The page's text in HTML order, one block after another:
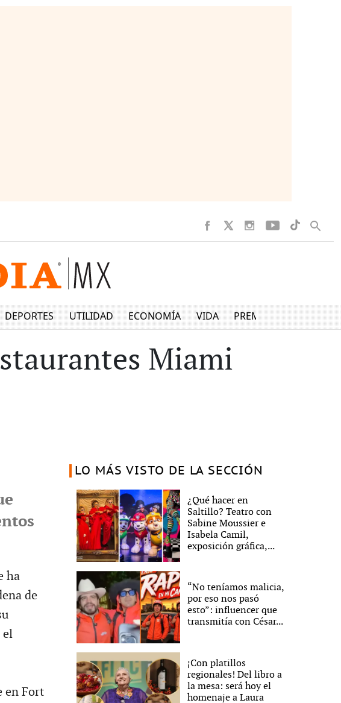
DEPORTES UTILIDAD ECONOMÍA VIDA PREMIUM
Miami
ha
de
el
en Fort
LO MÁS VISTO DE LA SECCIÓN
¿Qué hacer en
Saltillo? Teatro con
Sabine Moussier e
Isabela Camil,
exposición gráfica,...
“No teníamos malicia,
por eso nos pasó
esto”: influencer que
transmitía con César...
¡Con platillos
regionales! Del libro a
la mesa: será hoy el
homenaje a Laura